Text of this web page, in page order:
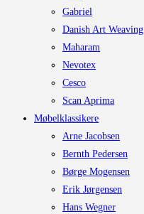
Gabriel
Danish Art Weaving
Maharam
Nevotex
Cesco
Scan Aprima
Møbelklassikere
Arne Jacobsen
Bernth Pedersen
Børge Mogensen
Erik Jørgensen
Hans Wegner